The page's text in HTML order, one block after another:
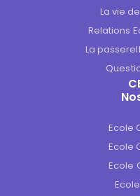
La vie
Relations
La
Ecole
Ecole
Ecole